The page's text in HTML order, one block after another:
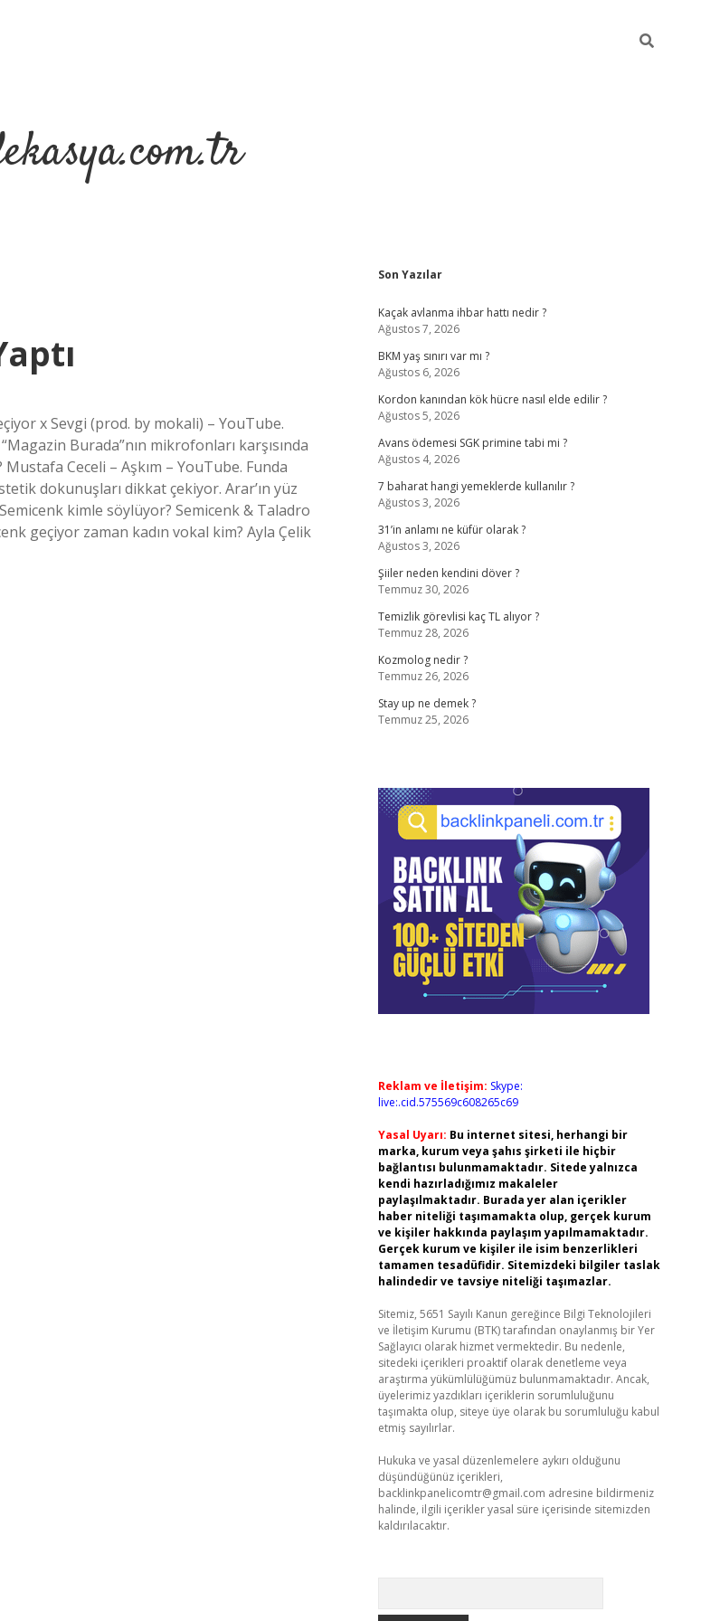
x Sevgi (prod. by mokali) – YouTube.
Burada”nın mikrofonları karşısında
Mustafa Ceceli – Aşkım – YouTube. Funda
dokunuşları dikkat çekiyor. Arar’ın yüz
kimle söylüyor? Semicenk & Taladro
geçiyor zaman kadın vokal kim? Ayla Çelik
Sidebar
Son Yazılar
Kaçak avlanma ihbar hattı nedir ?
Ağustos 7, 2026
BKM yaş sınırı var mı ?
Ağustos 6, 2026
Kordon kanından kök hücre nasıl elde edilir ?
Ağustos 5, 2026
Avans ödemesi SGK primine tabi mi ?
Ağustos 4, 2026
7 baharat hangi yemeklerde kullanılır ?
Ağustos 3, 2026
31’in anlamı ne küfür olarak ?
Ağustos 3, 2026
Şiiler neden kendini döver ?
Temmuz 30, 2026
Temizlik görevlisi kaç TL alıyor ?
Temmuz 28, 2026
Kozmolog nedir ?
Temmuz 26, 2026
Stay up ne demek ?
Temmuz 25, 2026
Reklam ve İletişim: Skype:
live:.cid.575569c608265c69
Yasal Uyarı: Bu internet sitesi, herhangi bir
marka, kurum veya şahıs şirketi ile hiçbir
bağlantısı bulunmamaktadır. Sitede yalnızca
kendi hazırladığımız makaleler
paylaşılmaktadır. Burada yer alan içerikler
haber niteliği taşımamakta olup, gerçek kurum
ve kişiler hakkında paylaşım yapılmamaktadır.
Gerçek kurum ve kişiler ile isim benzerlikleri
tamamen tesadüfidir. Sitemizdeki bilgiler taslak
halindedir ve tavsiye niteliği taşımazlar.
Sitemiz, 5651 Sayılı Kanun gereğince Bilgi Teknolojileri
ve İletişim Kurumu (BTK) tarafından onaylanmış bir Yer
Sağlayıcı olarak hizmet vermektedir. Bu nedenle,
sitedeki içerikleri proaktif olarak denetleme veya
araştırma yükümlülüğümüz bulunmamaktadır. Ancak,
üyelerimiz yazdıkları içeriklerin sorumluluğunu
taşımakta olup, siteye üye olarak bu sorumluluğu kabul
etmiş sayılırlar.
Hukuka ve yasal düzenlemelere aykırı olduğunu
düşündüğünüz içerikleri,
backlinkpanelicomtr@gmail.com adresine bildirmeniz
halinde, ilgili içerikler yasal süre içerisinde sitemizden
kaldırılacaktır.
betexper giriş